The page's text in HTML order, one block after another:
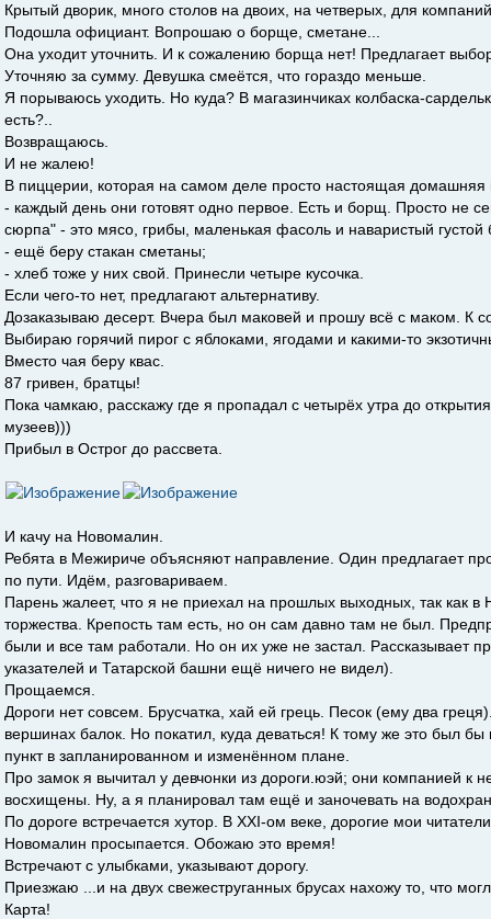
Крытый дворик, много столов на двоих, на четверых, для
Подошла официант. Вопрошаю о борще, сметане...
Она уходит уточнить. И к сожалению борща нет! Предлагает
Уточняю за сумму. Девушка смеётся, что гораздо меньше.
Я порываюсь уходить. Но куда? В магазинчиках колбаска-
есть?..
Возвращаюсь.
И не жалею!
В пиццерии, которая на самом деле просто настоящая домашняя
- каждый день они готовят одно первое. Есть и борщ. Просто не
сюрпа" - это мясо, грибы, маленькая фасоль и наваристый густой
- ещё беру стакан сметаны;
- хлеб тоже у них свой. Принесли четыре кусочка.
Если чего-то нет, предлагают альтернативу.
Дозаказываю десерт. Вчера был маковей и прошу всё с маком. К
Выбираю горячий пирог с яблоками, ягодами и какими-то
Вместо чая беру квас.
87 гривен, братцы!
Пока чамкаю, расскажу где я пропадал с четырёх утра до
музеев)))
Прибыл в Острог до рассвета.
И качу на Новомалин.
Ребята в Межириче объясняют направление. Один предлагает
по пути. Идём, разговариваем.
Парень жалеет, что я не приехал на прошлых выходных, так как
торжества. Крепость там есть, но он сам давно там не был.
были и все там работали. Но он их уже не застал. Рассказывает
указателей и Татарской башни ещё ничего не видел).
Прощаемся.
Дороги нет совсем. Брусчатка, хай ей грець. Песок (ему два
вершинах балок. Но покатил, куда деваться! К тому же это был
пункт в запланированном и изменённом плане.
Про замок я вычитал у девчонки из дороги.юэй; они компанией к
восхищены. Ну, а я планировал там ещё и заночевать на
По дороге встречается хутор. В ХХІ-ом веке, дорогие мои
Новомалин просыпается. Обожаю это время!
Встречают с улыбками, указывают дорогу.
Приезжаю ...и на двух свежеструганных брусах нахожу то, что
Карта!